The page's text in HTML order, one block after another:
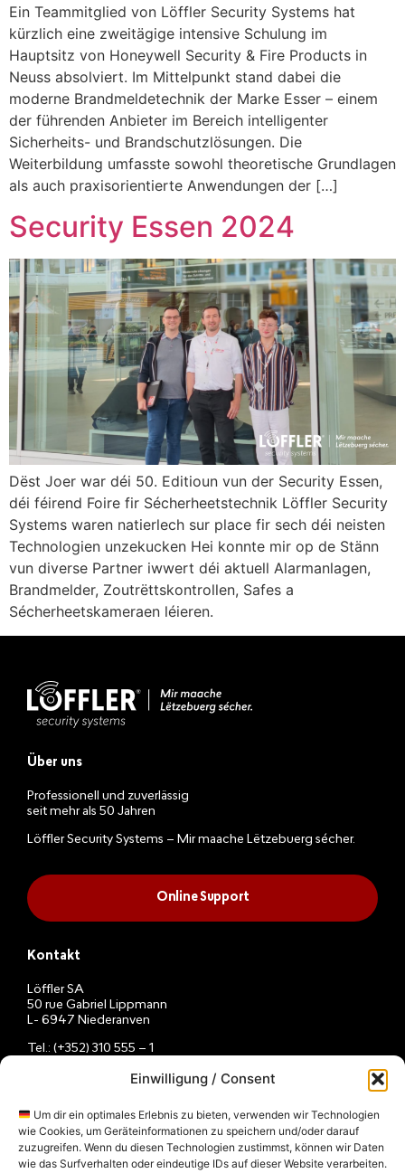
Einwilligung / Consent
Um dir ein optimales Erlebnis zu bieten, verwenden wir Technologien
wie Cookies, um Geräteinformationen zu speichern und/oder darauf
zuzugreifen. Wenn du diesen Technologien zustimmst, können wir Daten
wie das Surfverhalten oder eindeutige IDs auf dieser Website verarbeiten.
Ein Teammitglied von Löffler Security Systems hat
kürzlich eine zweitägige intensive Schulung im
Hauptsitz von Honeywell Security & Fire Products in
Neuss absolviert. Im Mittelpunkt stand dabei die
moderne Brandmeldetechnik der Marke Esser – einem
der führenden Anbieter im Bereich intelligenter
Sicherheits- und Brandschutzlösungen. Die
Weiterbildung umfasste sowohl theoretische Grundlagen
als auch praxisorientierte Anwendungen der […]
Security Essen 2024
Dëst Joer war déi 50. Editioun vun der Security Essen,
déi féirend Foire fir Sécherheetstechnik Löffler Security
Systems waren natierlech sur place fir sech déi neisten
Technologien unzekucken Hei konnte mir op de Stänn
vun diverse Partner iwwert déi aktuell Alarmanlagen,
Brandmelder, Zoutrëttskontrollen, Safes a
Sécherheetskameraen léieren.
Über uns
Professionell und zuverlässig
seit mehr als 50 Jahren
Löffler Security Systems – Mir maache Lëtzebuerg sécher.
Online Support
Kontakt
Löffler SA
50 rue Gabriel Lippmann
L- 6947 Niederanven
Tel.: (+352) 310 555 – 1
08h – 12h / 13h – 16h